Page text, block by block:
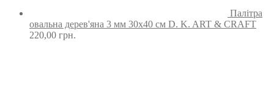
Палітра
овальна дерев'яна 3 мм 30х40 см D. K. ART & CRAFT
220,00 грн.